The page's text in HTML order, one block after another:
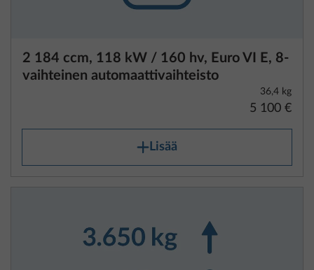
2 184 ccm, 118 kW / 160 hv, Euro VI E, 8-
vaihteinen automaattivaihteisto
36,4 kg
5 100 €
Lisää